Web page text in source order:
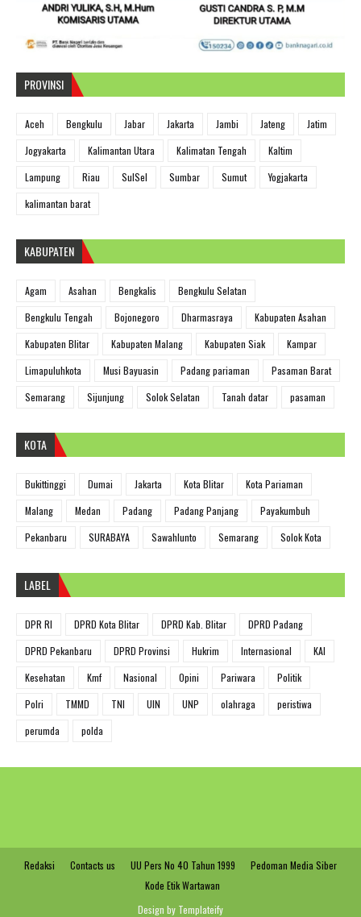
PROVINSI
Aceh Bengkulu Jabar Jakarta Jambi Jateng
Jatim
Jogyakarta
Kalimantan Utara Kalimatan Tengah
Kaltim
Lampung
Riau SulSel Sumbar Sumut
Yogjakarta
kalimantan barat
KABUPATEN
Agam Asahan Bengkalis
Bengkulu Selatan
Bengkulu Tengah
Bojonegoro Dharmasraya
Kabupaten Asahan
Kabupaten Blitar
Kabupaten Malang Kabupaten Siak
Kampar
Limapuluhkota
Musi Bayuasin Padang pariaman
Pasaman Barat
Semarang
Sijunjung Solok Selatan Tanah datar pasaman
KOTA
Bukittinggi Dumai Jakarta Kota Blitar
Kota Pariaman
Malang
Medan Padang Padang Panjang
Payakumbuh
Pekanbaru
SURABAYA Sawahlunto Semarang Solok Kota
LABEL
DPR RI DPRD Kota Blitar DPRD Kab. Blitar
DPRD Padang
DPRD Pekanbaru
DPRD Provinsi Hukrim Internasional
KAI
Kesehatan
Kmf Nasional Opini Pariwara
Politik
Polri
TMMD TNI UIN UNP olahraga
peristiwa
perumda
polda
Redaksi Contacts us UU Pers No 40 Tahun 1999
Pedoman Media Siber
Kode Etik Wartawan
Design by Templateify